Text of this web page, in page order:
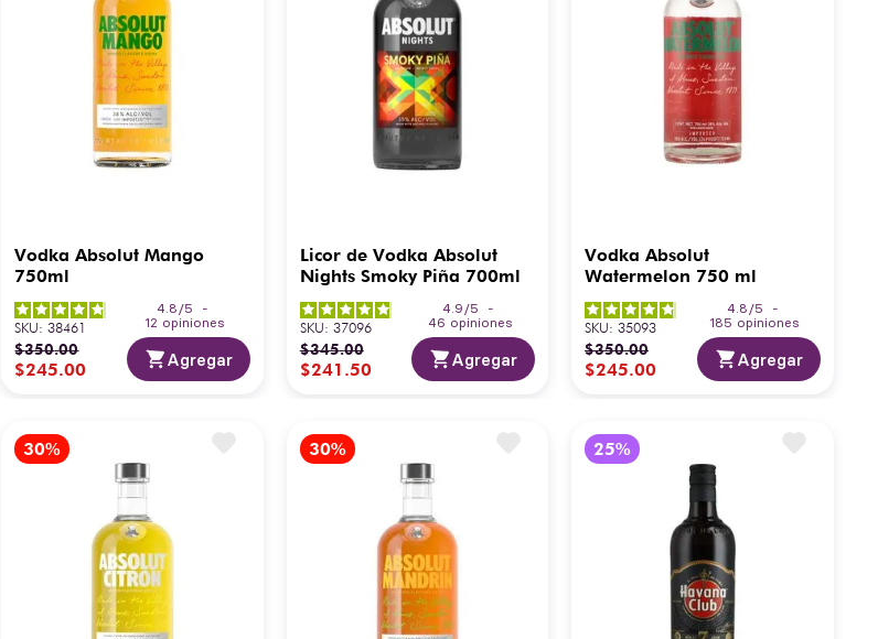
Vodka Absolut Mango
750ml
4.8 /5
-
12 opiniones
SKU:38461
$350.00
$245.00 Agregar
Licor de Vodka Absolut
Nights Smoky Piña 700ml
4.9 /5
-
46 opiniones
SKU: 37096
$345.00
$241 .50 Agregar
Vodka Absolut
Watermelon 750 ml
4.8 /5
-
185 opiniones
SKU:35093
$350.00
$245.00 Agregar